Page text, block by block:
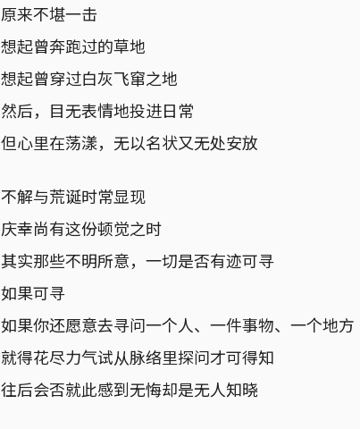
原来不堪一击
想起曾奔跑过的草地
想起曾穿过白灰飞窜之地
然后，目无表情地投进日常
但心里在荡漾，无以名状又无处安放
不解与荒诞时常显现
庆幸尚有这份顿觉之时
其实那些不明所意，一切是否有迹可寻
如果可寻
如果你还愿意去寻问一个人、一件事物、一个地方
就得花尽力气试从脉络里探问才可得知
往后会否就此感到无悔却是无人知晓